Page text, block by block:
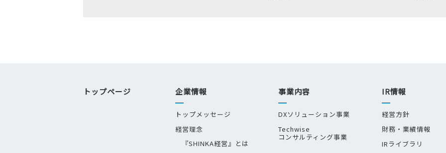
トップページ 企業情報
トップメッセージ
経営理念
『SHINKA経営』とは
事業内容
DXソリューション事業
Techwise
コンサルティング事業
IR情報
経営方針
財務・業績情報
IRライブラリ